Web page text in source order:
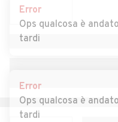
Auto usate Cazzago
Brabbia
Auto usate Cocquio-
Trevisago
Error
Ops qualcosa è
tardi
Error
Ops qualcosa è
tardi